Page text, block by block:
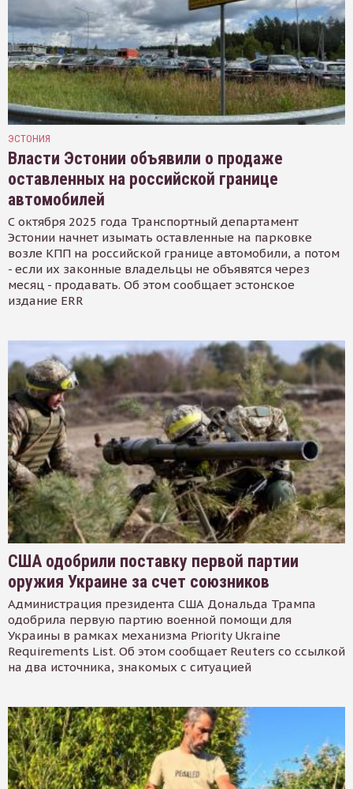
ЭСТОНИЯ
Власти Эстонии объявили о продаже
оставленных на российской границе
автомобилей
С октября 2025 года Транспортный департамент
Эстонии начнет изымать оставленные на парковке
возле КПП на российской границе автомобили, а потом
- если их законные владельцы не объявятся через
месяц - продавать. Об этом сообщает эстонское
издание ERR
США одобрили поставку первой партии
оружия Украине за счет союзников
Администрация президента США Дональда Трампа
одобрила первую партию военной помощи для
Украины в рамках механизма Priority Ukraine
Requirements List. Об этом сообщает Reuters со ссылкой
на два источника, знакомых с ситуацией